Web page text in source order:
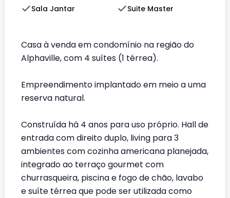
Sala Jantar
Suite Master
Casa à venda em condomínio na região do
Alphaville, com 4 suítes (1 térrea).
Empreendimento implantado em meio a uma
reserva natural.
Construída há 4 anos para uso próprio. Hall de
entrada com direito duplo, living para 3
ambientes com cozinha americana planejada,
integrado ao terraço gourmet com
churrasqueira, piscina e fogo de chão, lavabo
e suíte térrea que pode ser utilizada como